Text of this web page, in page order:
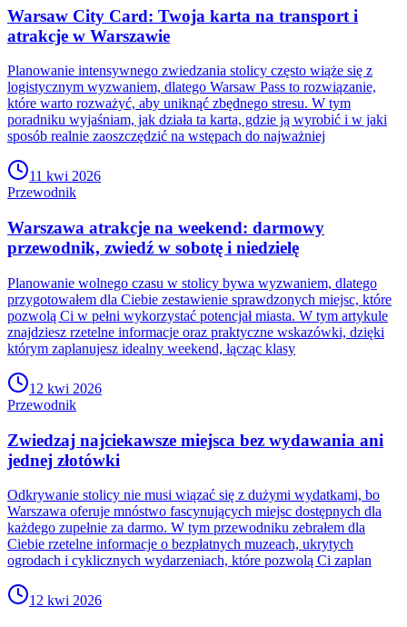
Warsaw City Card: Twoja karta na transport i
atrakcje w Warszawie
Planowanie intensywnego zwiedzania stolicy często wiąże się z
logistycznym wyzwaniem, dlatego Warsaw Pass to rozwiązanie,
które warto rozważyć, aby uniknąć zbędnego stresu. W tym
poradniku wyjaśniam, jak działa ta karta, gdzie ją wyrobić i w jaki
sposób realnie zaoszczędzić na wstępach do najważniej
11 kwi 2026
Przewodnik
Warszawa atrakcje na weekend: darmowy
przewodnik, zwiedź w sobotę i niedzielę
Planowanie wolnego czasu w stolicy bywa wyzwaniem, dlatego
przygotowałem dla Ciebie zestawienie sprawdzonych miejsc, które
pozwolą Ci w pełni wykorzystać potencjał miasta. W tym artykule
znajdziesz rzetelne informacje oraz praktyczne wskazówki, dzięki
którym zaplanujesz idealny weekend, łącząc klasy
12 kwi 2026
Przewodnik
Zwiedzaj najciekawsze miejsca bez wydawania ani
jednej złotówki
Odkrywanie stolicy nie musi wiązać się z dużymi wydatkami, bo
Warszawa oferuje mnóstwo fascynujących miejsc dostępnych dla
każdego zupełnie za darmo. W tym przewodniku zebrałem dla
Ciebie rzetelne informacje o bezpłatnych muzeach, ukrytych
ogrodach i cyklicznych wydarzeniach, które pozwolą Ci zaplan
12 kwi 2026